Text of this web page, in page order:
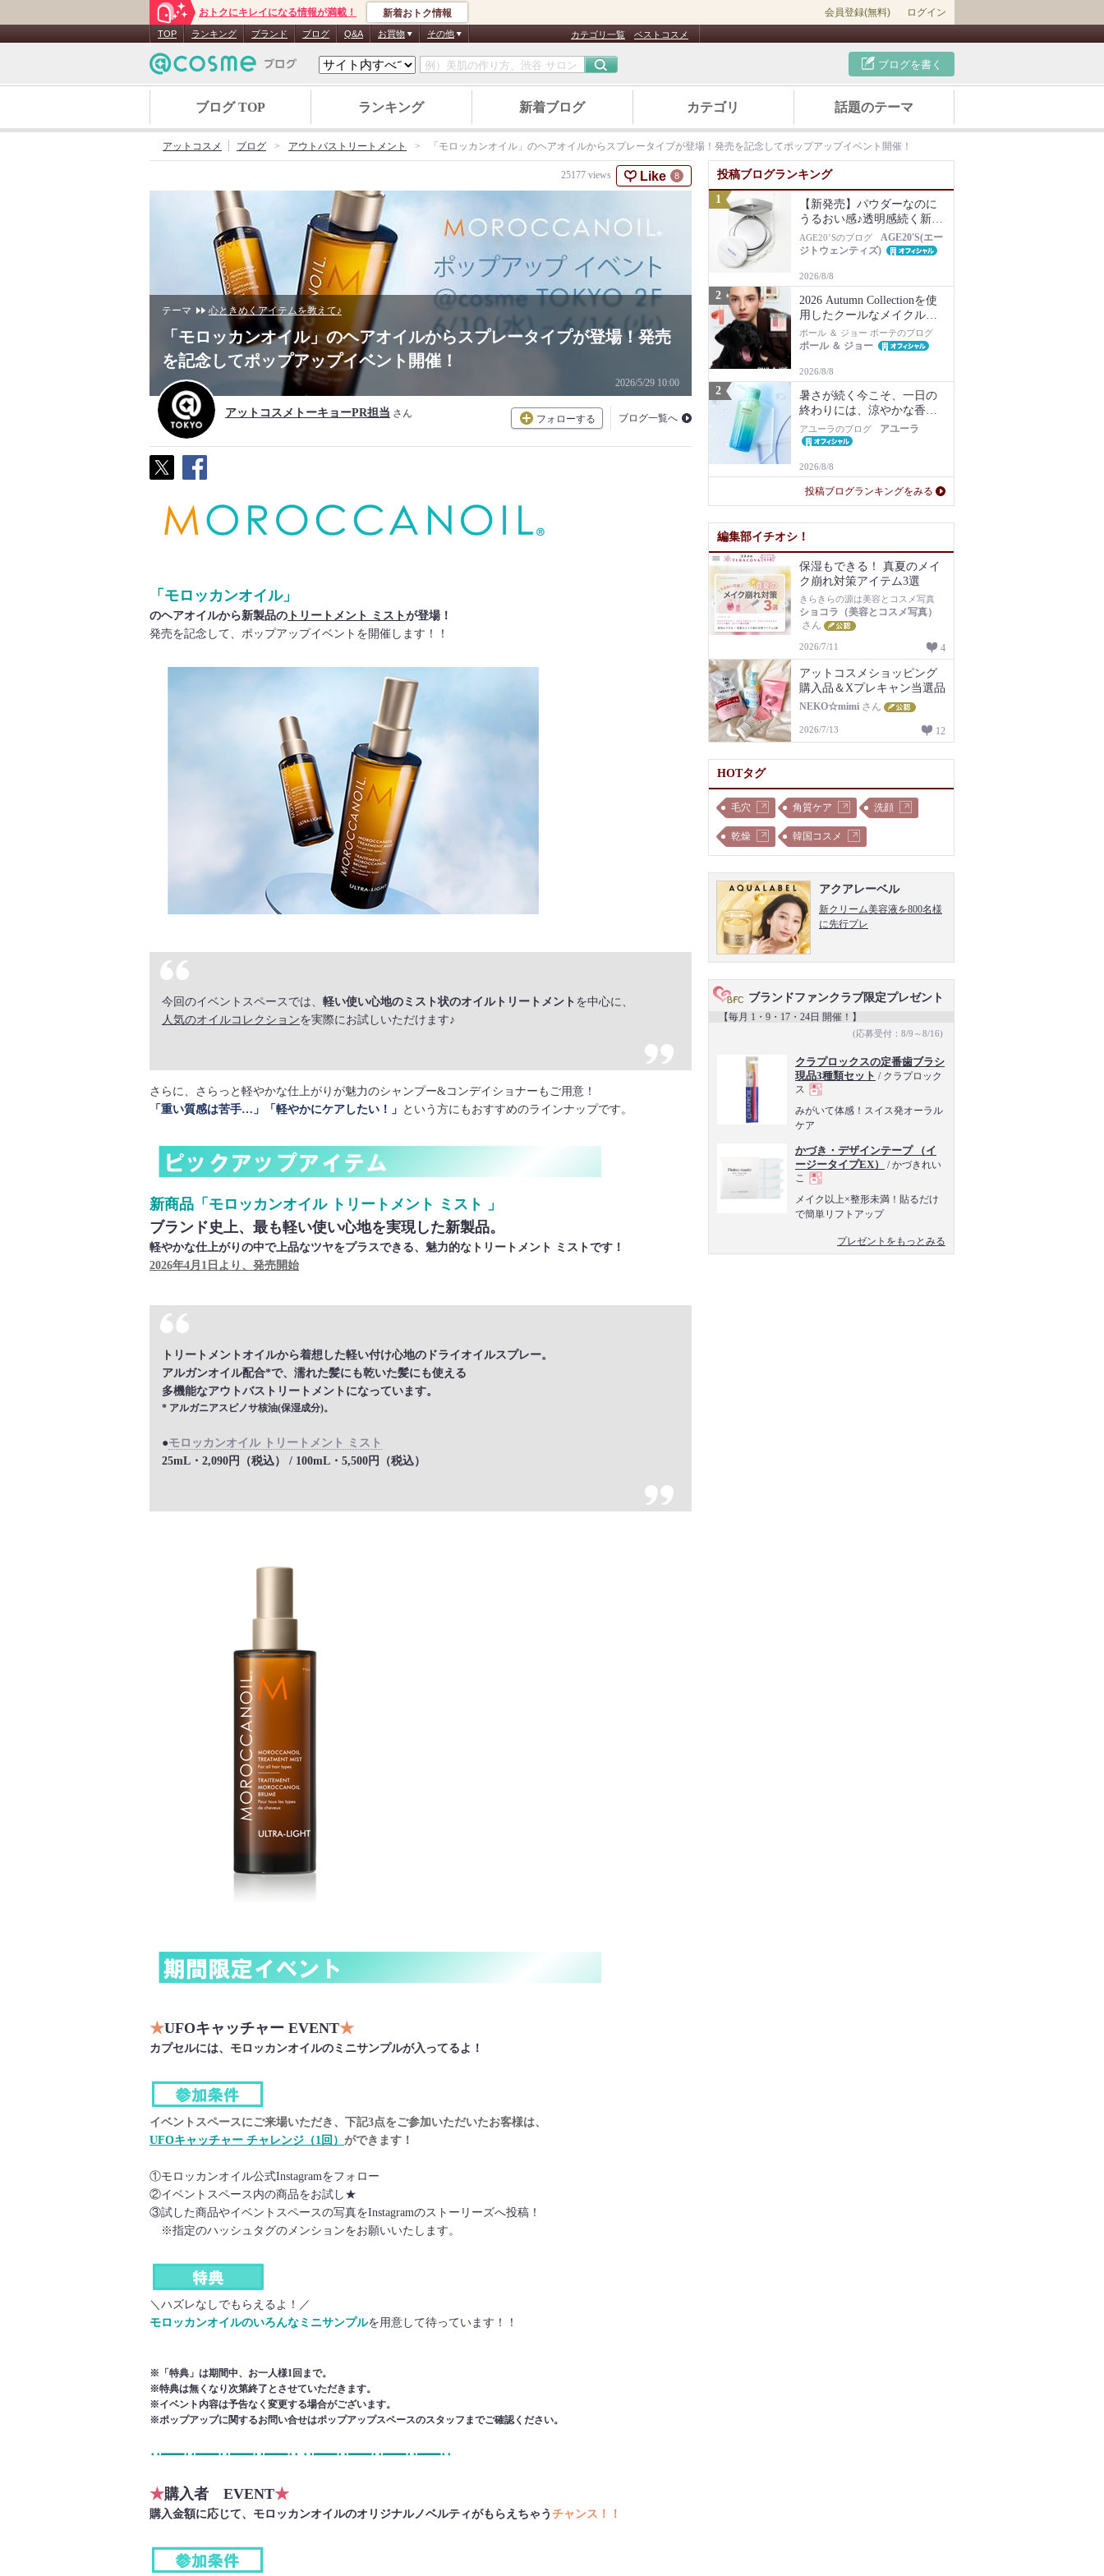
おトクにキレイになる情報が満載！ 新着おトク情報 会員登録(無料) ログイン
TOP ランキング ブランド ブログ Q&A お買物 その他 カテゴリ一覧 ベストコスメ
ブログを書く
ブログ TOP ランキング 新着ブログ カテゴリ 話題のテーマ
アットコスメ ブログ アウトバストリートメント 「モロッカンオイル」のヘアオイルからスプレータイプが登場！発売を記念してポップアップイベント開催！
25177 views Like 8
テーマ 心ときめくアイテムを教えて♪
「モロッカンオイル」のヘアオイルからスプレータイプが登場！発売
を記念してポップアップイベント開催！
2026/5/29 10:00
フォローする
アットコスメトーキョーPR担当 さん ブログ一覧へ
「モロッカンオイル」
のヘアオイルから新製品の トリートメント ミストが登場！
発売を記念して、ポップアップイベントを開催します！！
今回のイベントスペースでは、 軽い使い心地のミスト状のオイルトリートメント を中心に、
人気のオイルコレクションを実際にお試しいただけます♪
さらに、さらっと軽やかな仕上がりが魅力のシャンプー&コンデイショナーもご用意！
「重い質感は苦手…」「軽やかにケアしたい！」 という方にもおすすめのラインナップです。
新商品「モロッカンオイル トリートメント ミスト 」
ブランド史上、最も軽い使い心地を実現した新製品。
軽やかな仕上がりの中で上品なツヤをプラスできる、魅力的なトリートメント ミストです！
2026年4月1日より、発売開始
トリートメントオイルから着想した軽い付け心地のドライオイルスプレー。
アルガンオイル配合*で、濡れた髪にも乾いた髪にも使える
多機能なアウトバストリートメントになっています。
* アルガニアスピノサ核油(保湿成分)。
●モロッカンオイル トリートメント ミスト
25mL・2,090円（税込） / 100mL・5,500円（税込）
★UFOキャッチャー EVENT★
カプセルには、モロッカンオイルのミニサンプルが入ってるよ！
イベントスペースにご来場いただき、下記3点をご参加いただいたお客様は、
UFOキャッチャー チャレンジ（1回） ができます！
①モロッカンオイル公式Instagramをフォロー
②イベントスペース内の商品をお試し★
③試した商品やイベントスペースの写真をInstagramのストーリーズへ投稿！
※指定のハッシュタグのメンションをお願いいたします。
＼ハズレなしでもらえるよ！／
モロッカンオイルのいろんなミニサンプルを用意して待っています！！
※「特典」は期間中、お一人様1回まで。
※特典は無くなり次第終了とさせていただきます。
※イベント内容は予告なく変更する場合がございます。
※ポップアップに関するお問い合せはポップアップスペースのスタッフまでご確認ください。
･･━━･･━━･･━━･･━━･･ ･･━━･･━━･･━━･･━━･･
★購入者 EVENT★
購入金額に応じて、モロッカンオイルのオリジナルノベルティがもらえちゃう チャンス！！
投稿ブログランキング
【新発売】パウダーなのに
うるおい感♪透明感続く新感
覚フェイスパウダー
AGE20’Sのブログ
AGE20'S(エー
ジトウェンティズ)
2026/8/8
2026 Autumn Collectionを使
用したクールなメイクルッ
ク♪
ポール ＆ ジョー ボーテのブログ
ポール ＆ ジョー
2026/8/8
暑さが続く今こそ、一日の
終わりには、涼やかな香り
に包まれるバスタイムを。
アユーラのブログ アユーラ
2026/8/8
投稿ブログランキングをみる
編集部イチオシ！
保湿もできる！ 真夏のメイ
ク崩れ対策アイテム3選
きらきらの源は美容とコスメ写真
ショコラ（美容とコスメ写真）
さん
2026/7/11 4
アットコスメショッピング
購入品＆Xプレキャン当選品
NEKO☆mimi さん
2026/7/13 12
HOTタグ
毛穴 角質ケア 洗顔
乾燥 韓国コスメ
アクアレーベル
新クリーム美容液を800名様
に先行プレ
ブランドファンクラブ限定プレゼント
【毎月 1・9・17・24日 開催！】
(応募受付：8/9～8/16)
クラプロックスの定番歯ブラシ
現品3種類セット / クラプロック
ス
現
品
みがいて体感！スイス発オーラル
ケア
かづき・デザインテープ （イ
ージータイプEX）
/ かづきれい
こ
現
品
メイク以上×整形未満！貼るだけ
で簡単リフトアップ
プレゼントをもっとみる